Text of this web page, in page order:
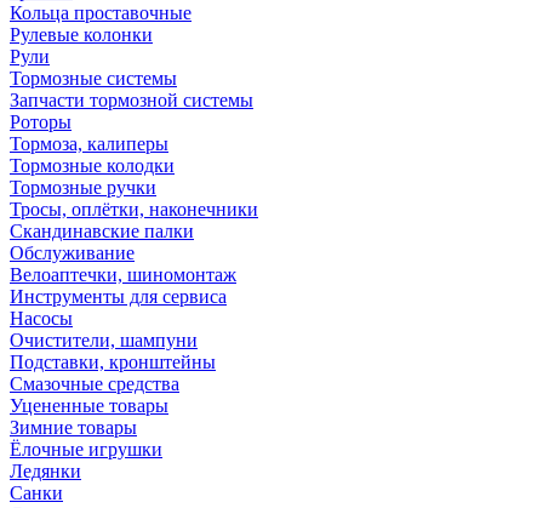
Кольца проставочные
Рулевые колонки
Рули
Тормозные системы
Запчасти тормозной системы
Роторы
Тормоза, калиперы
Тормозные колодки
Тормозные ручки
Тросы, оплётки, наконечники
Скандинавские палки
Обслуживание
Велоаптечки, шиномонтаж
Инструменты для сервиса
Насосы
Очистители, шампуни
Подставки, кронштейны
Смазочные средства
Уцененные товары
Зимние товары
Ёлочные игрушки
Ледянки
Санки